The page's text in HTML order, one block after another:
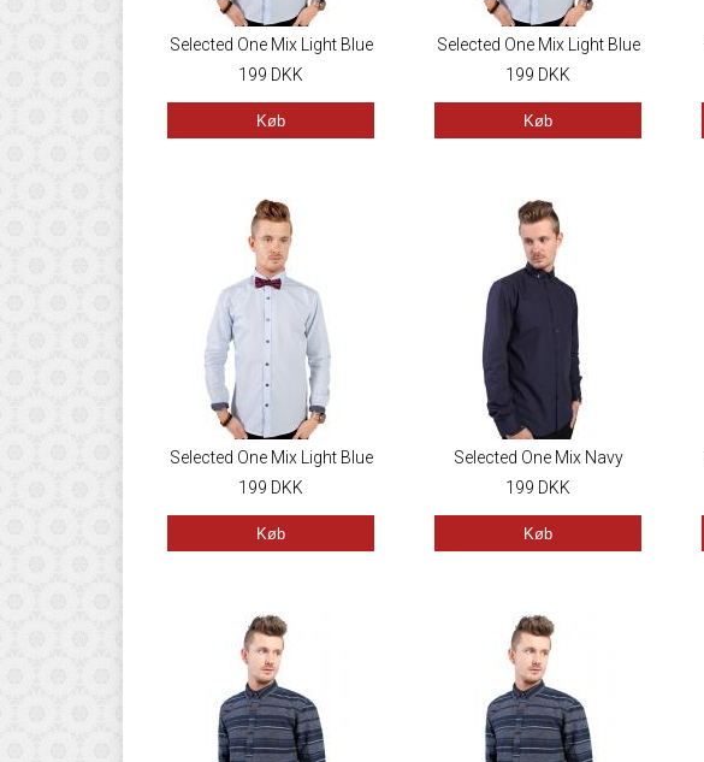
Selected One Mix Light Blue
199 DKK
Køb
Selected One Mix Light Blue
199 DKK
Køb
Selected One Mix Light Blue
199 DKK
Køb
Selected One Mix Navy
199 DKK
Køb